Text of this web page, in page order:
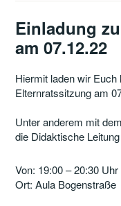
Einladung
am 07.12.22
Hiermit laden wir
Elternratssitzung am
Unter anderem mit
die Didaktische
Von: 19:00 – 20:30 Uhr
Ort: Aula Bogenstraße